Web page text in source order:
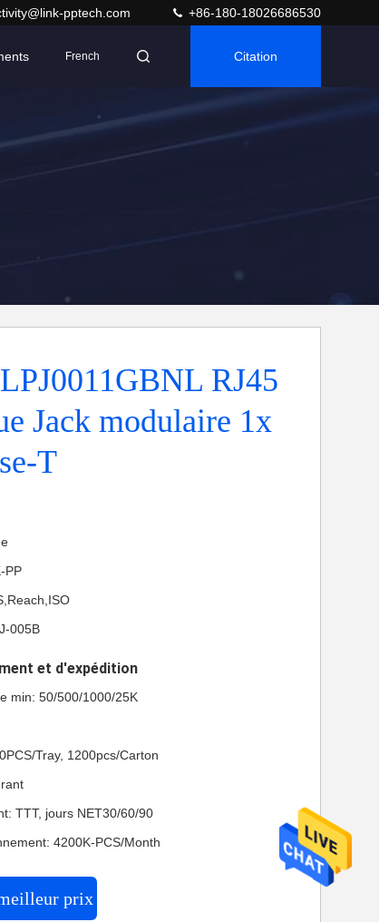
pptech.com +86-180-18026686530
French Citation
RJ45
Jack modulaire 1x
T
PP
005B
et d'expédition
min: 50/500/1000/25K
Tray, 1200pcs/Carton
TTT, jours NET30/60/90
4200K-PCS/Month
prix